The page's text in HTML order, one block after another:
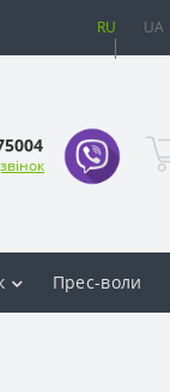
UA
Прес-воли